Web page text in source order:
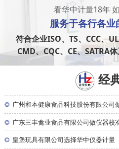
看华中计量18年
服务于各行各业
符合企业ISO、TS、CCC、
CMD、CQC、CE、SATRA
经
◎ 广州和本健康食品科技股份有限公司
◎ 广东三丰禽业食品有限公司做仪器校
◎ 皇堡玩具有限公司选择华中仪器计量